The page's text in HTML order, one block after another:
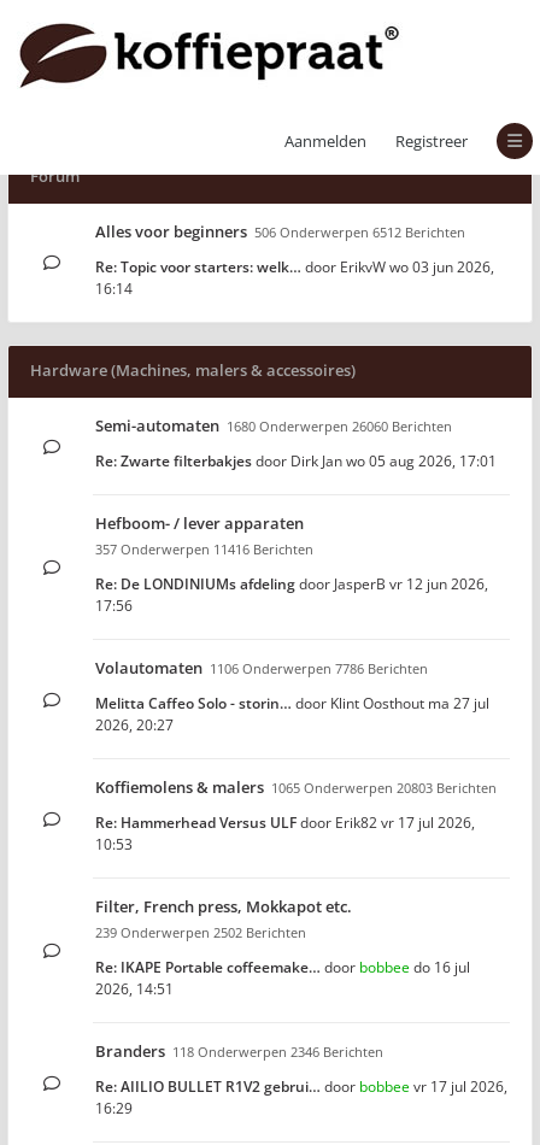
Aanmelden
Registreer
Forum
Alles voor beginners 506 Onderwerpen 6512 Berichten
Re: Topic voor starters: welk… door ErikvWwo 03 jun 2026,
16:14
Hardware (Machines, malers & accessoires)
Semi-automaten 1680 Onderwerpen 26060 Berichten
Re: Zwarte filterbakjesdoor Dirk Janwo 05 aug 2026, 17:01
Hefboom- / lever apparaten
357 Onderwerpen 11416 Berichten
Re: De LONDINIUMs afdelingdoor JasperB vr 12 jun 2026,
17:56
Volautomaten 1106 Onderwerpen 7786 Berichten
Melitta Caffeo Solo - storin… door Klint Oosthout ma 27 jul
2026, 20:27
Koffiemolens & malers 1065 Onderwerpen 20803 Berichten
Re: Hammerhead Versus ULFdoor Erik82vr 17 jul 2026,
10:53
Filter, French press, Mokkapot etc.
239 Onderwerpen 2502 Berichten
Re: IKAPE Portable coffeemake… door bobbeedo 16 jul
2026, 14:51
Branders 118 Onderwerpen 2346 Berichten
Re: AIILIO BULLET R1V2 gebrui… door bobbeevr 17 jul 2026,
16:29